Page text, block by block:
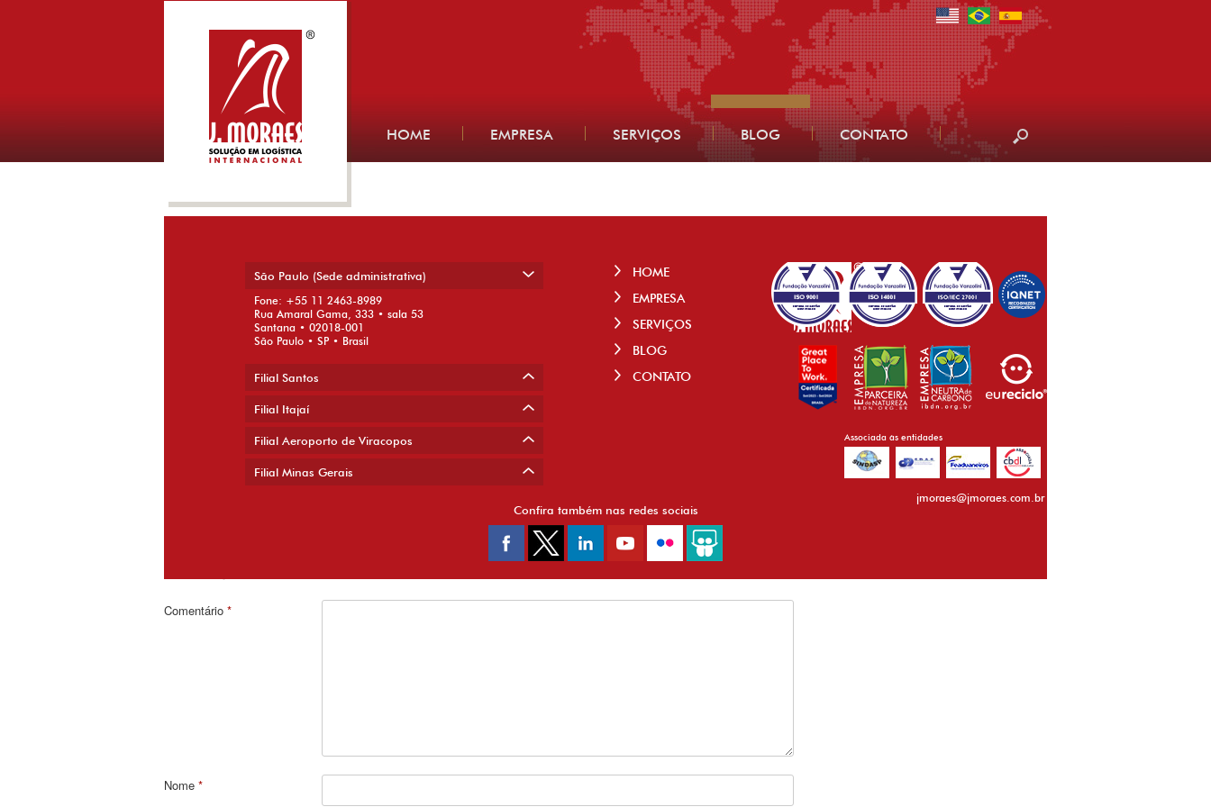
HOME EMPRESA SERVIÇOS BLOG CONTATO
Next →
Comentário *
Nome *
São Paulo (Sede administrativa)
Fone: +55 11 2463-8989
Rua Amaral Gama, 333 • sala 53
Santana • 02018-001
São Paulo • SP • Brasil
Filial Santos
Filial Itajaí
Filial Aeroporto de Viracopos
Filial Minas Gerais
HOME
EMPRESA
SERVIÇOS
BLOG
CONTATO
Associada às entidades
jmoraes@jmoraes.com.br
Confira também nas redes sociais